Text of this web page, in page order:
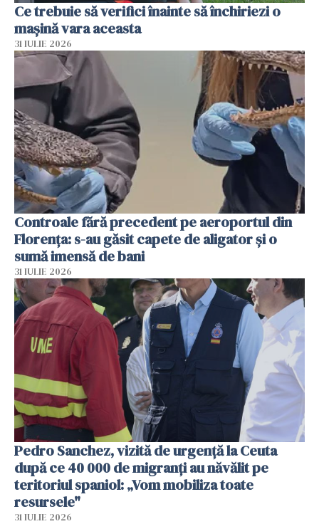
Ce trebuie să verifici înainte să închiriezi o
mașină vara aceasta
31 IULIE 2026
Controale fără precedent pe aeroportul din
Florența: s-au găsit capete de aligator și o
sumă imensă de bani
31 IULIE 2026
Pedro Sanchez, vizită de urgență la Ceuta
după ce 40 000 de migranți au năvălit pe
teritoriul spaniol: „Vom mobiliza toate
resursele"
31 IULIE 2026